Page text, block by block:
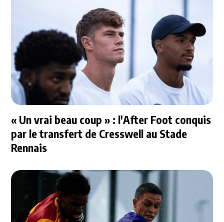
« Un vrai beau coup » : l'After Foot conquis
par le transfert de Cresswell au Stade
Rennais